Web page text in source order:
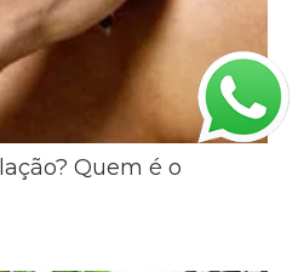
Quem é o